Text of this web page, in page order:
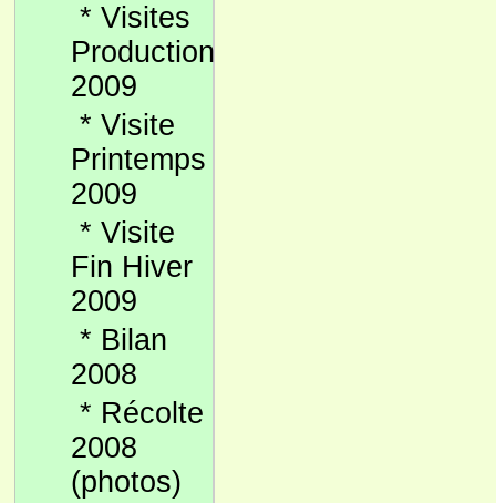
* Visites
Production
2009
* Visite
Printemps
2009
* Visite
Fin Hiver
2009
* Bilan
2008
* Récolte
2008
(photos)